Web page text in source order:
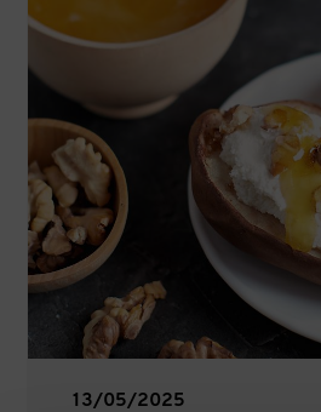
13/05/2025